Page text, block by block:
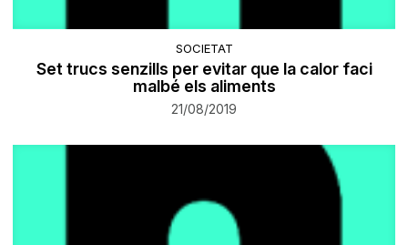
SOCIETAT
Set trucs senzills per evitar que la calor faci
malbé els aliments
21/08/2019